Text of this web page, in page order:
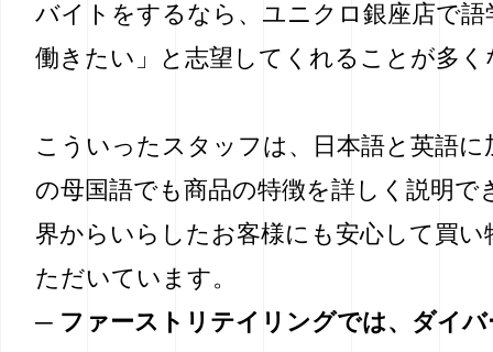
バイトをするなら、ユニクロ銀座店で
働きたい」と志望してくれることが多
こういったスタッフは、日本語と英語
の母国語でも商品の特徴を詳しく説明で
界からいらしたお客様にも安心して買
ただいています。
─ ファーストリテイリングでは、ダイ